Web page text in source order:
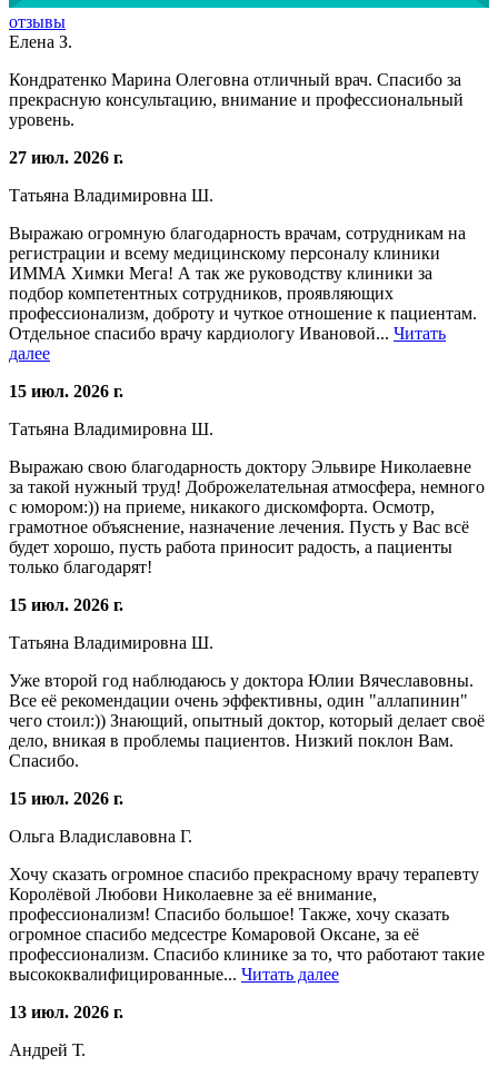
отзывы
Елена З.
Кондратенко Марина Олеговна отличный врач. Спасибо за
прекрасную консультацию, внимание и профессиональный
уровень.
27 июл. 2026 г.
Татьяна Владимировна Ш.
Выражаю огромную благодарность врачам, сотрудникам на
регистрации и всему медицинскому персоналу клиники
ИММА Химки Мега! А так же руководству клиники за
подбор компетентных сотрудников, проявляющих
профессионализм, доброту и чуткое отношение к пациентам.
Отдельное спасибо врачу кардиологу Ивановой... Читать
далее
15 июл. 2026 г.
Татьяна Владимировна Ш.
Выражаю свою благодарность доктору Эльвире Николаевне
за такой нужный труд! Доброжелательная атмосфера, немного
с юмором:)) на приеме, никакого дискомфорта. Осмотр,
грамотное объяснение, назначение лечения. Пусть у Вас всё
будет хорошо, пусть работа приносит радость, а пациенты
только благодарят!
15 июл. 2026 г.
Татьяна Владимировна Ш.
Уже второй год наблюдаюсь у доктора Юлии Вячеславовны.
Все её рекомендации очень эффективны, один "аллапинин"
чего стоил:)) Знающий, опытный доктор, который делает своё
дело, вникая в проблемы пациентов. Низкий поклон Вам.
Спасибо.
15 июл. 2026 г.
Ольга Владиславовна Г.
Хочу сказать огромное спасибо прекрасному врачу терапевту
Королёвой Любови Николаевне за её внимание,
профессионализм! Спасибо большое! Также, хочу сказать
огромное спасибо медсестре Комаровой Оксане, за её
профессионализм. Спасибо клинике за то, что работают такие
высококвалифицированные... Читать далее
13 июл. 2026 г.
Андрей Т.